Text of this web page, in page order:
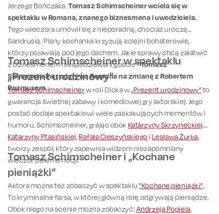
Jerzego Bończaka.Tomasz Schimscheiner wciela się w
spektaklu w Romana, znanego biznesmena i uwodziciela.
Tego wieczora umówił się z nieporadną, chociaż uroczą
Sandrusią. Plany kochanka krzyżują kolejni bohaterowie,
którzy pojawiają pod jego dachem. Jakie sprawy chcą załatwić
z biznesmenem niespodziewani goście?Tomasz
Schimscheiner odgrywa Romana na zmianę z Robertem
Rozmusem.
Tomasz Schimscheiner w spektaklu
„Prezent urodzinowy”
Tomasz Schimscheinerw roli Dicka w„Prezent urodzinowy”to
gwarancja świetnej zabawy i komediowej gry aktorskiej. Jego
postać dodaje spektaklowi wiele zaskakujących momentów i
humoru. Schimscheiner, grając obok Katarzyny Skrzyneckiej,
Katarzyny Ptasińskiej,Rafała Cieszyńskiego i Lesława Żurka,
tworzy zespół, który zapewnia widzom niezapomniany
wieczór pełen emocji.
Tomasz Schimscheiner i „Kochane
pieniążki”
Aktora można też zobaczyć w spektaklu"Kochane pieniążki".
To kryminalne farsa, w której główną rolę odgrywają pieniądze.
Obok niego na scenie można zobaczyć:Andrzeja Popiela,